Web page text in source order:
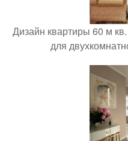
Дизайн квартиры 60 м
для